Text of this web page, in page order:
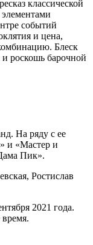
классической
событий
и цена,
Блеск
и роскошь барочной
На ряду с ее
и «Мастер и
Пик».
Ростислав
2021 года.